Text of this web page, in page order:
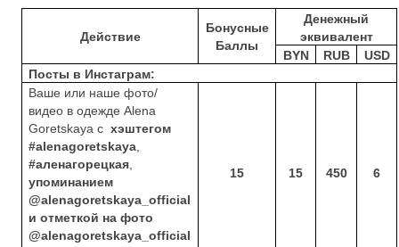
Действие
Бонусные
Баллы
Денежный
эквивалент
BYN
RUB
USD
Посты в Инстаграм:
Ваше или наше фото/
видео в одеждеAlena
Goretskaya с хэштегом
#alenagoretskaya
#аленагорецкая
упоминанием
@alenagoretskaya _official
и отметкой на фото
@alenagoretskaya _official
15 15 450 6